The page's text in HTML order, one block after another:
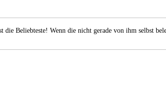
Beliebteste! Wenn die nicht gerade von ihm selbst